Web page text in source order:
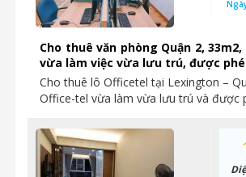
Cho thuê văn phòng Quận 2,
vừa làm việc vừa lưu trú, được
Cho thuê lô Officetel tại Lexington –
Office-tel vừa làm vừa lưu trú và được